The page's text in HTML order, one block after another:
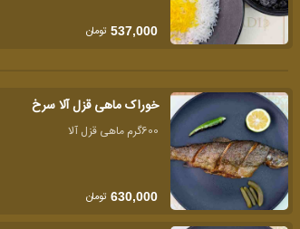
537,000 تومان
خوراک ماهی قزل آلا سرخ
600گرم ماهی قزل آلا
630,000 تومان